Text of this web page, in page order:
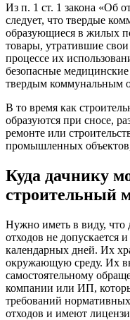
Из п. 1 ст. 1 закона «Об
следует, что твердые
образующиеся в жилых
товары, утратившие свои
процессе их
безопасные
твердым коммунальным
В то время как
образуются при сносе,
ремонте или
промышленных
Куда дачнику
строительный
Нужно иметь в виду, что
отходов не допускается
календарных дней. Их
окружающую среду. Их
самостоятельному
компании или ИП,
требований
отходов и имеют